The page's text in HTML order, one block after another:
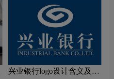
兴业银行logo设计含义及设